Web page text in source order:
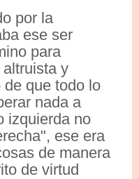
por la
ese ser
para
y
que todo lo
nada a
izquierda no
ese era
de manera
de virtud